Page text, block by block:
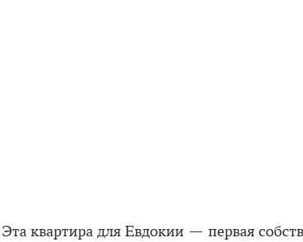
Эта квартира для Евдокии — первая